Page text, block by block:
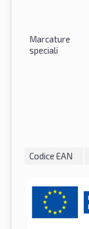
Marcature
speciali
Codice EAN